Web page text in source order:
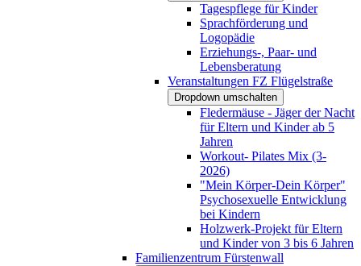
Tagespflege für Kinder
Sprachförderung und
Logopädie
Erziehungs-, Paar- und
Lebensberatung
Veranstaltungen FZ Flügelstraße
Dropdown umschalten
Fledermäuse - Jäger der Nacht
für Eltern und Kinder ab 5
Jahren
Workout- Pilates Mix (3-
2026)
"Mein Körper-Dein Körper"
Psychosexuelle Entwicklung
bei Kindern
Holzwerk-Projekt für Eltern
und Kinder von 3 bis 6 Jahren
Familienzentrum Fürstenwall